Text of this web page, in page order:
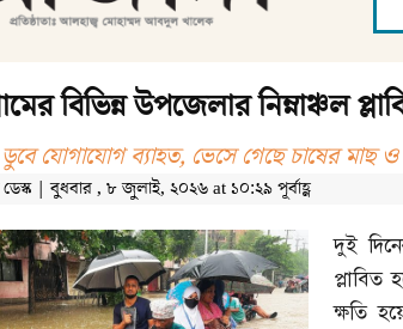
বিভিন্ন উপজেলার নিম্নাঞ্চল
যোগাযোগ ব্যাহত, ভেসে গেছে চাষের মাছ
| বুধবার , ৮ জুলাই, ২০২৬ at ১০:২৯ পূর্বাহ্ণ
দুই
প্লাবিত
ক্ষতি